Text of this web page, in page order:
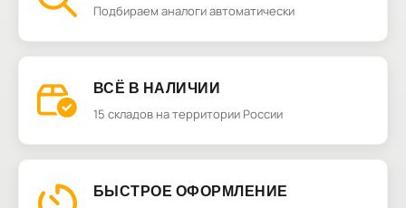
Подбираем аналоги автоматически
ВСЁ В НАЛИЧИИ
15 складов на территории России
БЫСТРОЕ ОФОРМЛЕНИЕ